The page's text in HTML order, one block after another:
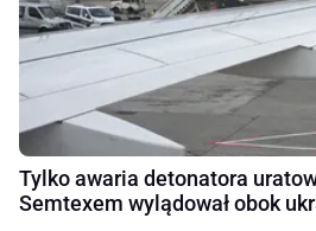
Tylko awaria detonatora
Semtexem wylądował obok